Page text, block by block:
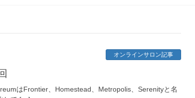
オンラインサロン記事
はFrontier、Homestead、Metropolis、Serenityと名